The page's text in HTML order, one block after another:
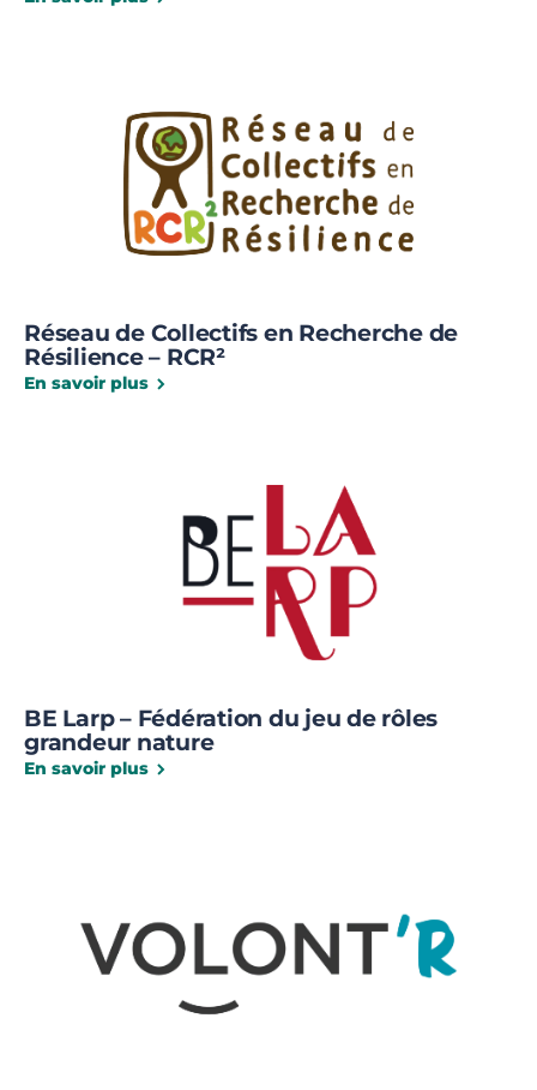
Réseau de Collectifs en Recherche de
Résilience – RCR²
En savoir plus
BE Larp – Fédération du jeu de rôles
grandeur nature
En savoir plus